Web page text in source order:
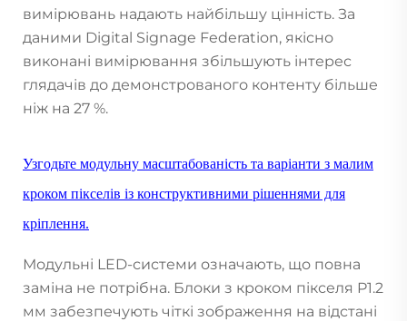
вимірювань надають найбільшу цінність. За
даними Digital Signage Federation, якісно
виконані вимірювання збільшують інтерес
глядачів до демонстрованого контенту більше
ніж на 27 %.
Узгодьте модульну масштабованість та варіанти з малим
кроком пікселів із конструктивними рішеннями для
кріплення.
Модульні LED-системи означають, що повна
заміна не потрібна. Блоки з кроком пікселя P1.2
мм забезпечують чіткі зображення на відстані